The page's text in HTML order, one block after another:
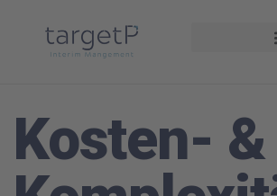
Kosten- &